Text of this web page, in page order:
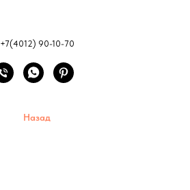
+7(4012) 90-10-70
Назад